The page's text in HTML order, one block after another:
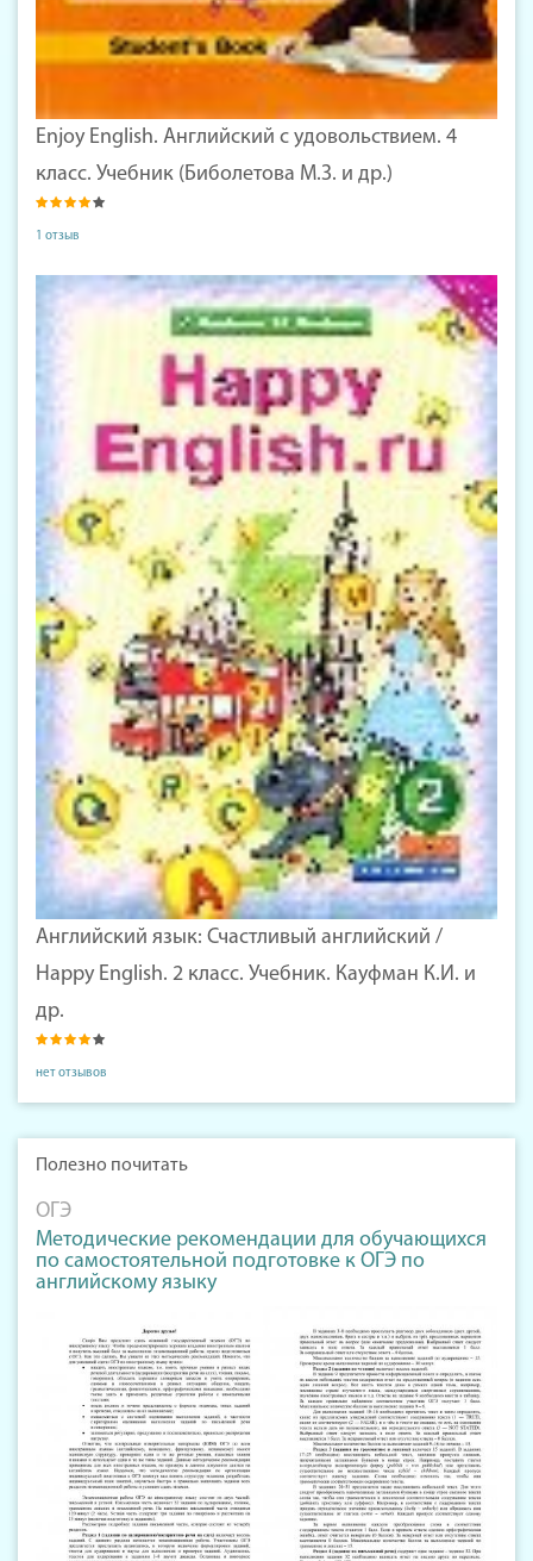
Enjoy English. Английский с удовольствием. 4
класс. Учебник (Биболетова М.З. и др.)
1 отзыв
Английский язык: Счастливый английский /
Happy English. 2 класс. Учебник. Кауфман К.И. и
др.
нет отзывов
Полезно почитать
ОГЭ
Методические рекомендации для обучающихся
по самостоятельной подготовке к ОГЭ по
английскому языку